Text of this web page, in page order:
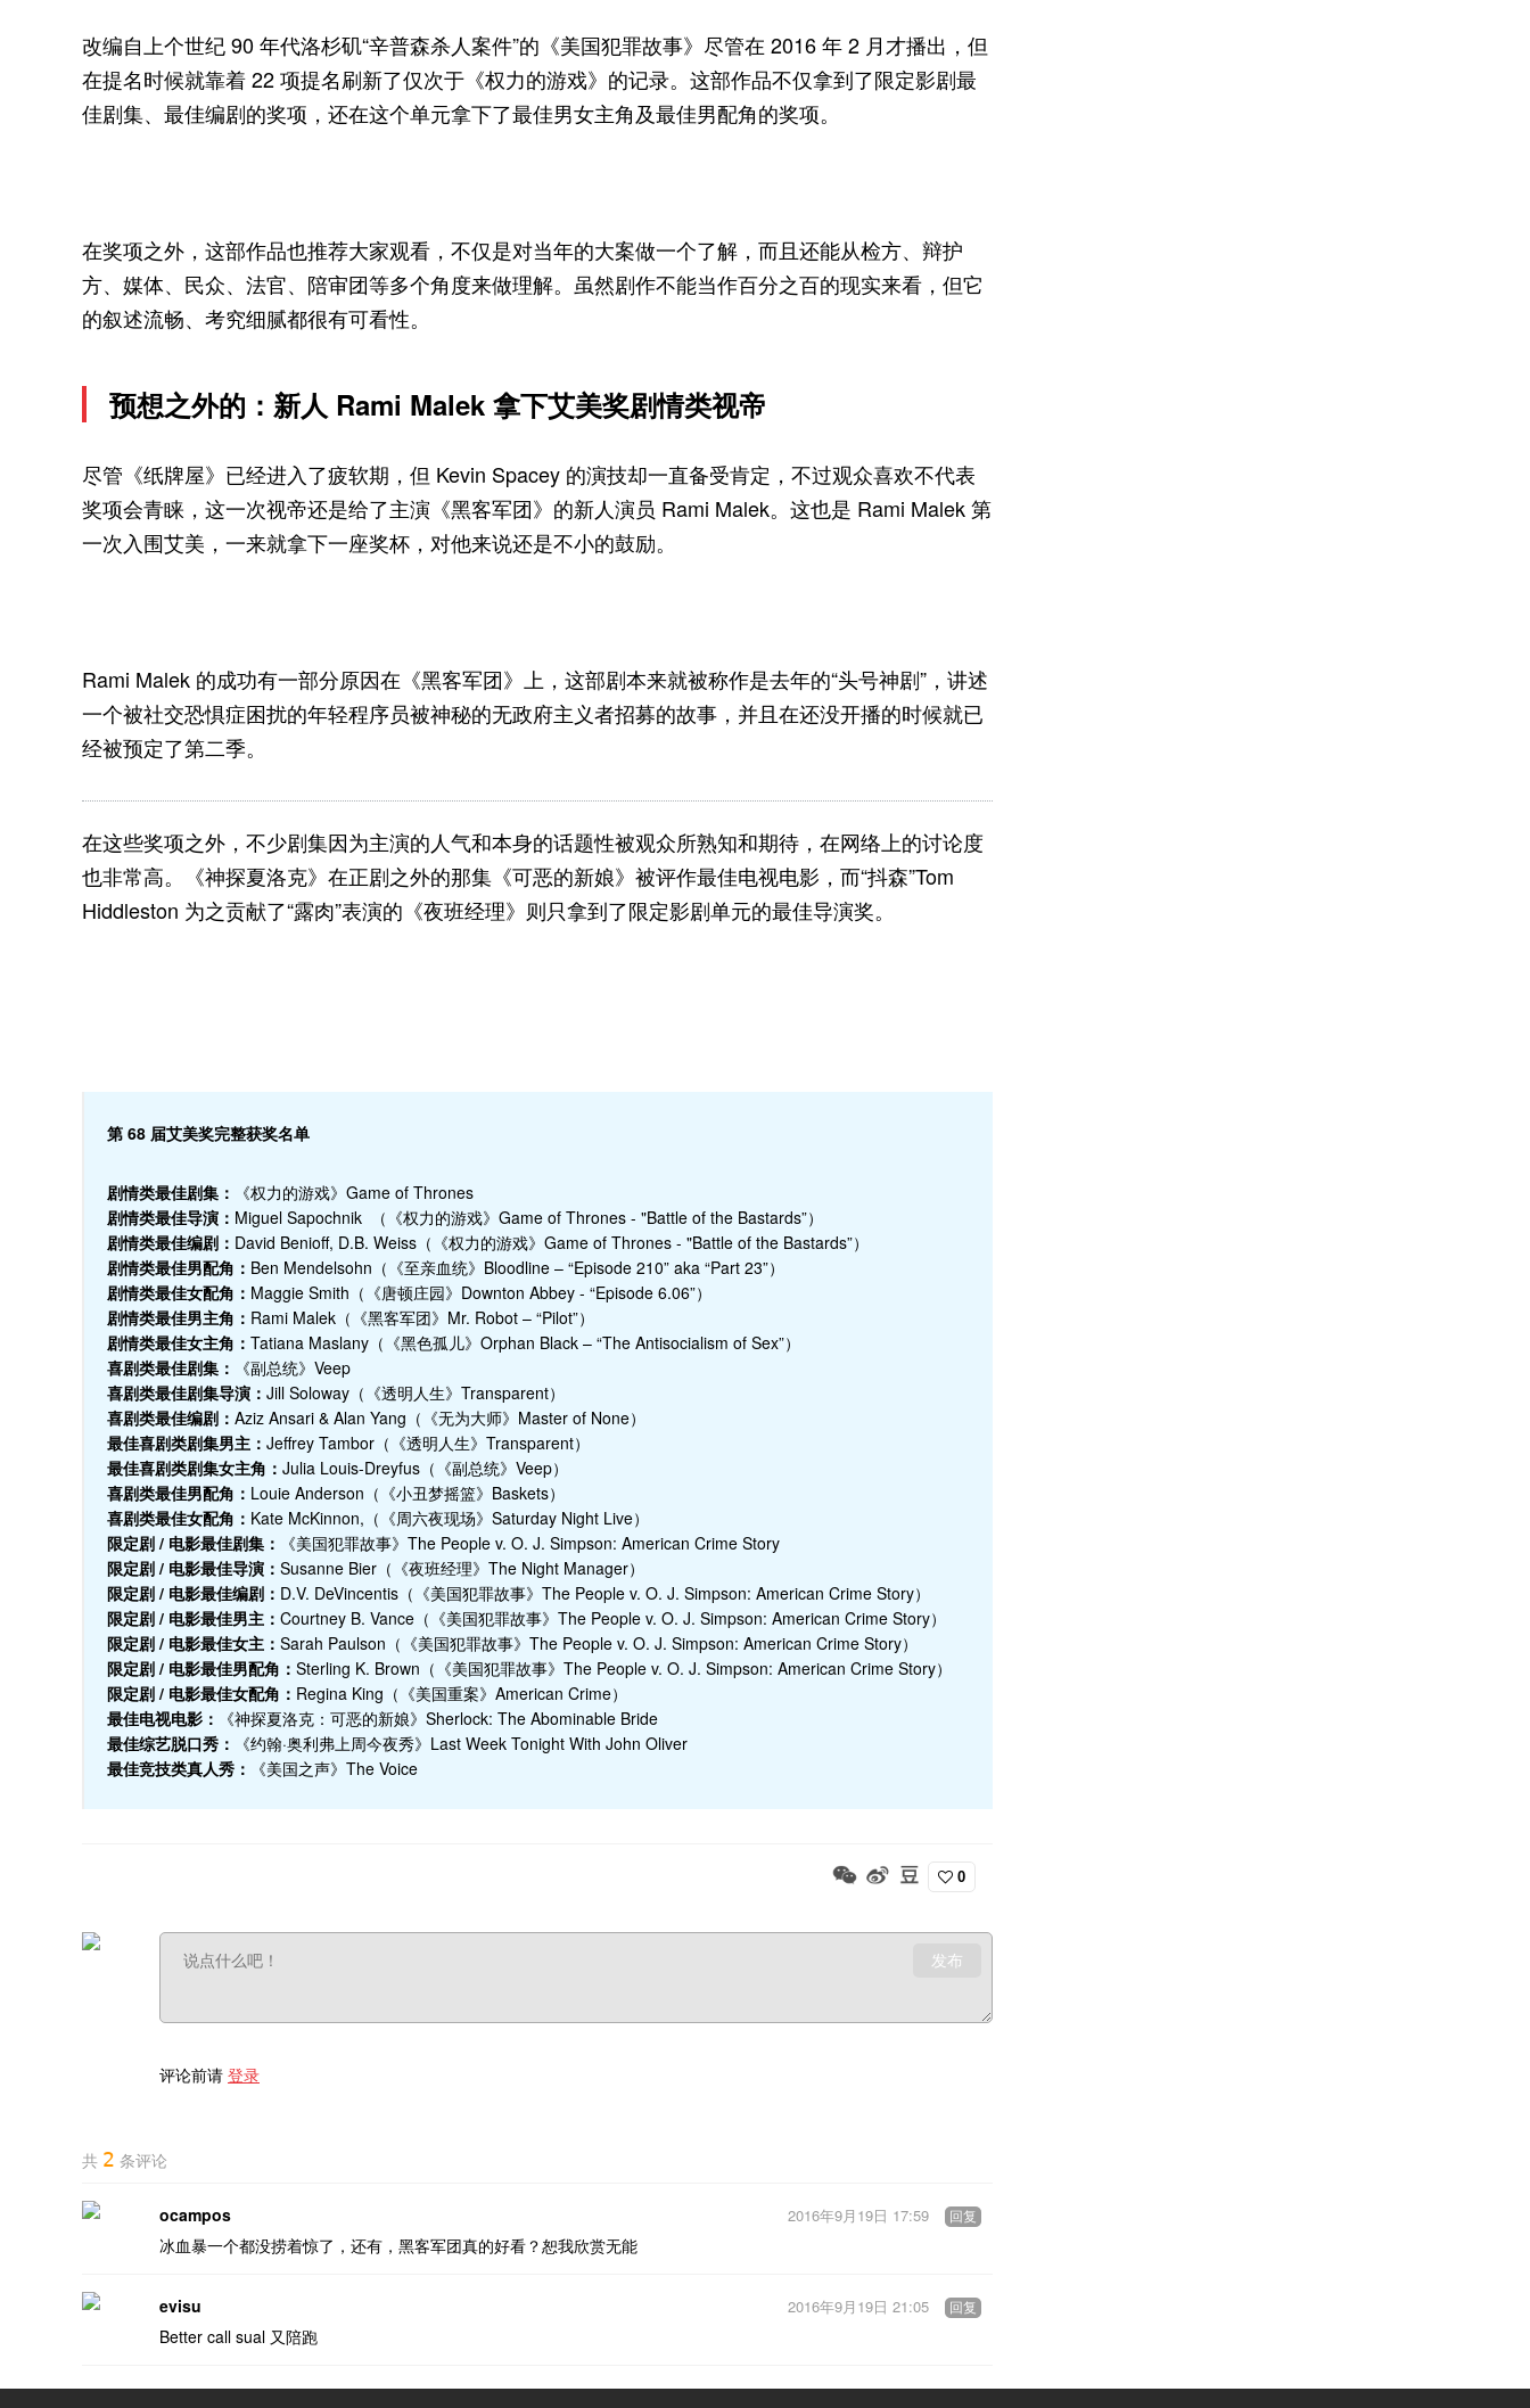
改编自上个世纪 90 年代洛杉矶“辛普森杀人案件”的《美国犯罪故事》尽管在 2016 年 2 月才播出，但
在提名时候就靠着 22 项提名刷新了仅次于《权力的游戏》的记录。这部作品不仅拿到了限定影剧最
佳剧集、最佳编剧的奖项，还在这个单元拿下了最佳男女主角及最佳男配角的奖项。
在奖项之外，这部作品也推荐大家观看，不仅是对当年的大案做一个了解，而且还能从检方、辩护
方、媒体、民众、法官、陪审团等多个角度来做理解。虽然剧作不能当作百分之百的现实来看，但它
的叙述流畅、考究细腻都很有可看性。
预想之外的：新人 Rami Malek 拿下艾美奖剧情类视帝
尽管《纸牌屋》已经进入了疲软期，但 Kevin Spacey 的演技却一直备受肯定，不过观众喜欢不代表
奖项会青睐，这一次视帝还是给了主演《黑客军团》的新人演员 Rami Malek。这也是 Rami Malek 第
一次入围艾美，一来就拿下一座奖杯，对他来说还是不小的鼓励。
Rami Malek 的成功有一部分原因在《黑客军团》上，这部剧本来就被称作是去年的“头号神剧”，讲述
一个被社交恐惧症困扰的年轻程序员被神秘的无政府主义者招募的故事，并且在还没开播的时候就已
经被预定了第二季。
在这些奖项之外，不少剧集因为主演的人气和本身的话题性被观众所熟知和期待，在网络上的讨论度
也非常高。《神探夏洛克》在正剧之外的那集《可恶的新娘》被评作最佳电视电影，而“抖森”Tom
Hiddleston 为之贡献了“露肉”表演的《夜班经理》则只拿到了限定影剧单元的最佳导演奖。
第 68 届艾美奖完整获奖名单
剧情类最佳剧集：
《权力的游戏》Game of Thrones
剧情类最佳导演： Miguel Sapochnik （《权力的游戏》Game of Thrones - "Battle of the Bastards”）
剧情类最佳编剧： David Benioff, D.B. Weiss（《权力的游戏》Game of Thrones - "Battle of the Bastards”）
剧情类最佳男配角： Ben Mendelsohn（《至亲血统》Bloodline – “Episode 210” aka “Part 23”）
剧情类最佳女配角： Maggie Smith（《唐顿庄园》Downton Abbey - “Episode 6.06”）
剧情类最佳男主角： Rami Malek（《黑客军团》Mr. Robot – “Pilot”）
剧情类最佳女主角： Tatiana Maslany（《黑色孤儿》Orphan Black – “The Antisocialism of Sex”）
喜剧类最佳剧集：
《副总统》Veep
喜剧类最佳剧集导演： Jill Soloway（《透明人生》Transparent）
喜剧类最佳编剧： Aziz Ansari & Alan Yang（《无为大师》Master of None）
最佳喜剧类剧集男主： Jeffrey Tambor（《透明人生》Transparent）
最佳喜剧类剧集女主角： Julia Louis-Dreyfus（《副总统》Veep）
喜剧类最佳男配角： Louie Anderson（《小丑梦摇篮》Baskets）
喜剧类最佳女配角： Kate McKinnon,（《周六夜现场》Saturday Night Live）
限定剧 / 电影最佳剧集：
《美国犯罪故事》The People v. O. J. Simpson: American Crime Story
限定剧 / 电影最佳导演： Susanne Bier（《夜班经理》The Night Manager）
限定剧 / 电影最佳编剧： D.V. DeVincentis（《美国犯罪故事》The People v. O. J. Simpson: American Crime Story）
限定剧 / 电影最佳男主： Courtney B. Vance（《美国犯罪故事》The People v. O. J. Simpson: American Crime Story）
限定剧 / 电影最佳女主： Sarah Paulson（《美国犯罪故事》The People v. O. J. Simpson: American Crime Story）
限定剧 / 电影最佳男配角： Sterling K. Brown（《美国犯罪故事》The People v. O. J. Simpson: American Crime Story）
限定剧 / 电影最佳女配角： Regina King（《美国重案》American Crime）
最佳电视电影：
《神探夏洛克：可恶的新娘》Sherlock: The Abominable Bride
最佳综艺脱口秀：
《约翰·奥利弗上周今夜秀》Last Week Tonight With John Oliver
最佳竞技类真人秀：
《美国之声》The Voice
0
发布
评论前请 登录
共 2 条评论
ocampos
冰血暴一个都没捞着惊了，还有，黑客军团真的好看？恕我欣赏无能
2016年9月19日 17:59 回复
evisu
Better call sual 又陪跑
2016年9月19日 21:05 回复